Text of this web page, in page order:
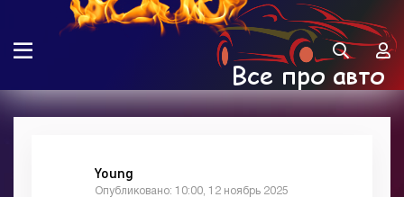
Young
Опубликовано: 10:00, 12 ноябрь 2025